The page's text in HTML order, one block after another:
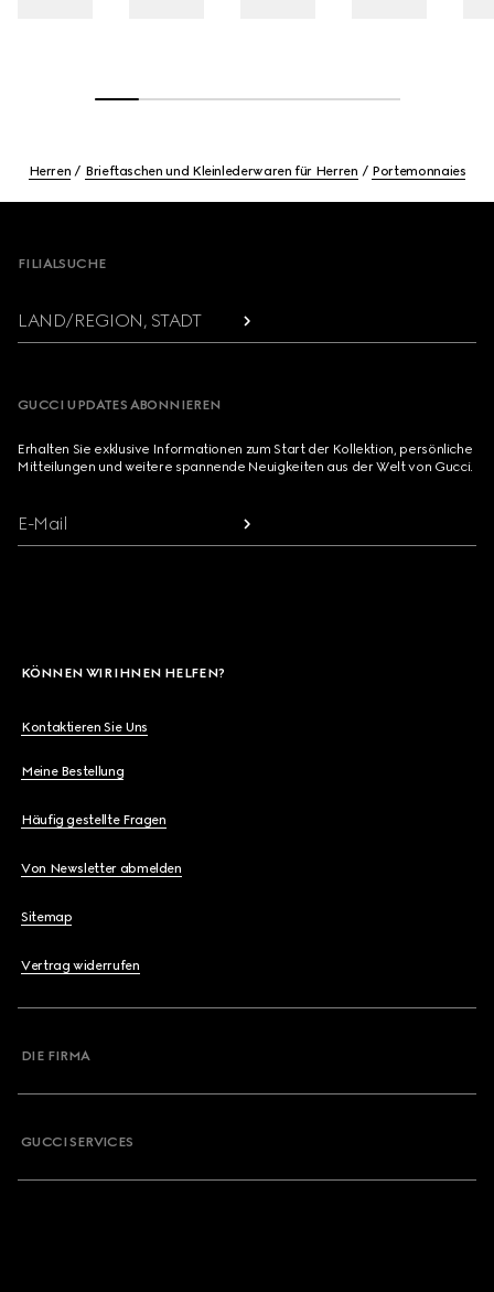
Herren Brieftaschen und Kleinlederwaren für Herren Portemonnaies
FILIALSUCHE
LAND/REGION, STADT
GUCCI UPDATES ABONNIEREN
Erhalten Sie exklusive Informationen zum Start der Kollektion, persönliche
Mitteilungen und weitere spannende Neuigkeiten aus der Welt von Gucci.
E-Mail
KÖNNEN WIR IHNEN HELFEN?
Kontaktieren Sie Uns
Meine Bestellung
Häufig gestellte Fragen
Von Newsletter abmelden
Sitemap
Vertrag widerrufen
DIE FIRMA
GUCCI SERVICES